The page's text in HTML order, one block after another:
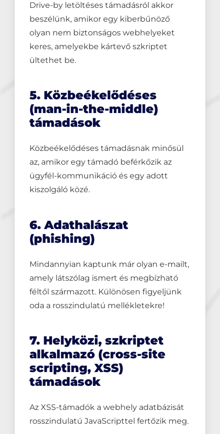
Drive-by letöltéses támadásról akkor
beszélünk, amikor egy kiberbűnöző
olyan nem biztonságos webhelyeket
keres, amelyekbe kártevő szkriptet
ültethet be.
5. Közbeékelődéses
(man-in-the-middle)
támadások
Közbeékelődéses támadásnak minősül
az, amikor egy támadó beférkőzik az
ügyfél-kommunikáció és egy adott
kiszolgáló közé.
6. Adathalászat
(phishing)
Mindannyian kaptunk már olyan e-mailt,
amely látszólag ismert és megbízható
féltől származott. Különösen figyeljünk
oda a rosszindulatú mellékletekre!
7. Helyközi, szkriptet
alkalmazó (cross-site
scripting, XSS)
támadások
Az XSS-támadók a webhely adatbázisát
rosszindulatú JavaScripttel fertőzik meg.